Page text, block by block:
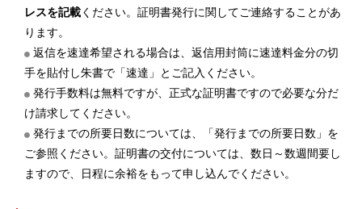
レスを記載ください。証明書発行に関してご連絡することがあ
ります。
返信を速達希望される場合は、返信用封筒に速達料金分の切
手を貼付し朱書で「速達」とご記入ください。
発行手数料は無料ですが、正式な証明書ですので必要な分だ
け請求してください。
発行までの所要日数については、「発行までの所要日数」を
ご参照ください。証明書の交付については、数日～数週間要し
ますので、日程に余裕をもって申し込んでください。